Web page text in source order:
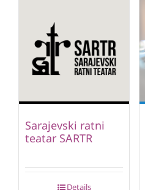
Sarajevski ratni
teatar SARTR
Details